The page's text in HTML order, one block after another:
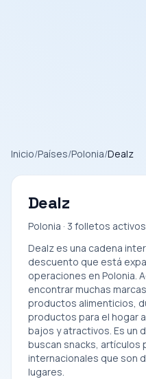
Inicio/Países/Polonia/Dealz
Dealz
Polonia · 3 folletos activos
Dealz es una cadena
descuento que está
operaciones en Polonia.
encontrar muchas
productos alimenticios,
productos para el hogar
bajos y atractivos. Es un
buscan snacks, artículos
internacionales que son
lugares.